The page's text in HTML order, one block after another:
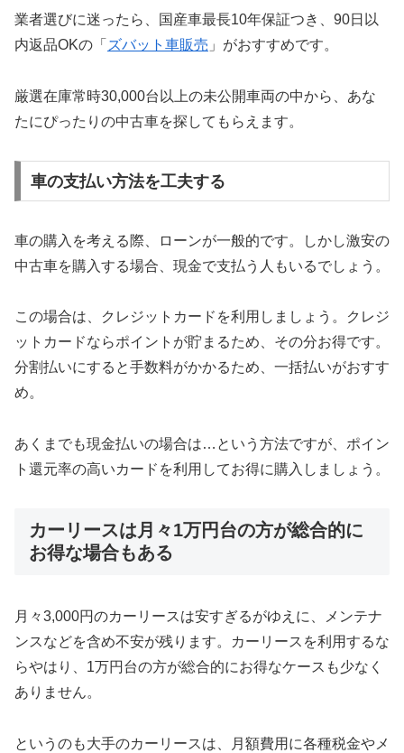
業者選びに迷ったら、国産車最長10年保証つき、90日以
内返品OKの「 ズバット車販売 」がおすすめです。
厳選在庫常時30,000台以上の未公開車両の中から、あな
たにぴったりの中古車を探してもらえます。
車の支払い方法を工夫する
車の購入を考える際、ローンが一般的です。しかし激安の
中古車を購入する場合、現金で支払う人もいるでしょう。
この場合は、クレジットカードを利用しましょう。クレジ
ットカードならポイントが貯まるため、その分お得です。
分割払いにすると手数料がかかるため、一括払いがおすす
め。
あくまでも現金払いの場合は…という方法ですが、ポイン
ト還元率の高いカードを利用してお得に購入しましょう。
カーリースは月々1万円台の方が総合的に
お得な場合もある
月々3,000円のカーリースは安すぎるがゆえに、メンテナ
ンスなどを含め不安が残ります。カーリースを利用するな
らやはり、1万円台の方が総合的にお得なケースも少なく
ありません。
というのも大手のカーリースは、月額費用に各種税金やメ